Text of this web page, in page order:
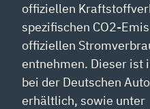
offiziellen
spezifischen CO2-
offiziellen
entnehmen. Dieser ist
bei der Deutschen
erhältlich, sowie unter